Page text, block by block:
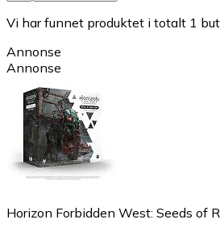
Vi har funnet produktet i totalt 1
Annonse
Annonse
Horizon Forbidden West: Seeds of